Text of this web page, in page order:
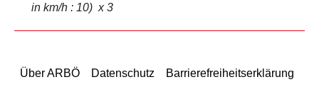
in km/h : 10) x 3
Über ARBÖ Datenschutz Barrierefreiheitserklärung